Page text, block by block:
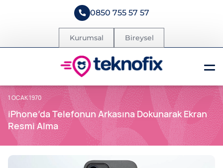
0850 755 57 57
Kurumsal Bireysel
1 OCAK 1970
iPhone’da Telefonun Arkasına Dokunarak Ekran
Resmi Alma